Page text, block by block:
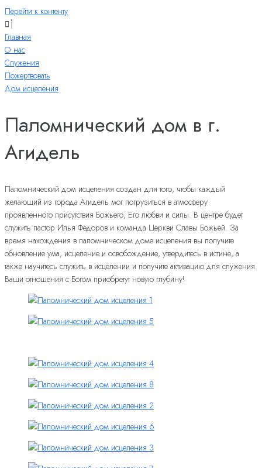
Перейти к контенту
Главная
О нас
Служения
Пожертвовать
Дом исцеления
Паломнический дом в г.
Агидель
Паломнический дом исцеления создан для того, чтобы каждый
желающий из города Агидель мог погрузиться в атмосферу
проявленного присутствия Божьего, Его любви и силы. В центре будет
служить пастор Илья Федоров и команда Церкви Славы Божьей. За
время нахождения в паломническом доме исцеления вы получите
обновление ума, исцеление и освобождение, утвердитесь в истине, а
также научитесь служить в исцелении и получите активацию для служения.
Ваши отношения с Богом приобретут новую глубину!